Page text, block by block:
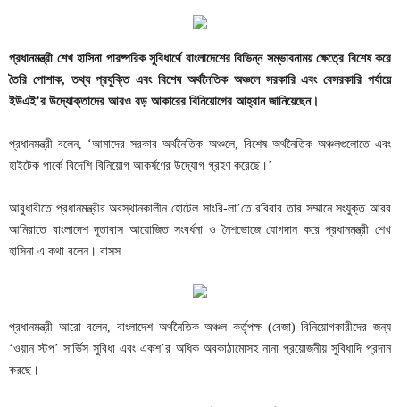
প্রধানমন্ত্রী শেখ হাসিনা পারষ্পরিক সুবিধার্থে বাংলাদেশের বিভিন্ন সম্ভাবনাময় ক্ষেত্রে বিশেষ করে
তৈরি পোশাক, তথ্য প্রযুক্তি এবং বিশেষ অর্থনৈতিক অঞ্চলে সরকারি এবং বেসরকারি পর্যায়ে
ইউএই’র উদ্যোক্তাদের আরও বড় আকারের বিনিয়োগের আহ্বান জানিয়েছেন।
প্রধানমন্ত্রী বলেন, ‘আমাদের সরকার অর্থনৈতিক অঞ্চলে, বিশেষ অর্থনৈতিক অঞ্চলগুলোতে এবং
হাইটেক পার্কে বিদেশি বিনিয়োগ আকর্ষণের উদ্যোগ গ্রহণ করেছে।’
আবুধাবীতে প্রধানমন্ত্রীর অবস্থানকালীন হোটেল সাংরি-লা’তে রবিবার তার সম্মানে সংযুক্ত আরব
আমিরাতে বাংলাদেশ দূতাবাস আয়োজিত সংবর্ধনা ও নৈশভোজে যোগদান করে প্রধানমন্ত্রী শেখ
হাসিনা এ কথা বলেন। বাসস
প্রধানমন্ত্রী আরো বলেন, বাংলাদেশ অর্থনৈতিক অঞ্চল কর্তৃপক্ষ (বেজা) বিনিয়োগকারীদের জন্য
‘ওয়ান স্টপ’ সার্ভিস সুবিধা এবং একশ’র অধিক অবকাঠামোসহ নানা প্রয়োজনীয় সুবিধাদি প্রদান
করছে।